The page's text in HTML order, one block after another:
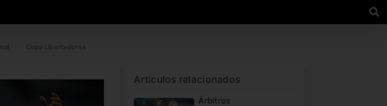
Artículos relacionados
Árbitros